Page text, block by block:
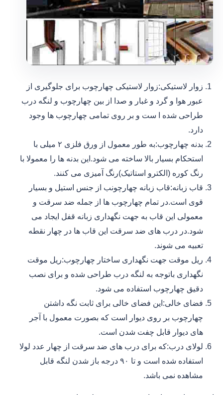
زوار لاستیکی:زوار لاستیکی چهارچوب برای جلوگیری از
عبور هوا و گرد و غبار و صدا از بین چهارچوب و لنگه درب
طراحی شده ا ست و بر روی تمامی چهارچوب ها وجود
دارد.
بدنه چهارچوب:به طور معمول از ورق فلزی ۲ میلی با
استحکام بسیار بالا ساخته می شود.این بدنه ها را معمولا با
رنگ کوره (الکترو استاتیک)رنگ آمیزی می کنند.
قاب زبانه:قاب زبانه چهارچونب از جنس استیل و بسیار
قوی است.در تمام چهارچوب ها از جمله ضد سرقت و
معمولی این قاب به جهت نگهداری زبانه قفل ایجاد می
شود.در درب های ضد سرقت این قاب ها در چهار نقطه
تعبیه می شوند.
ریل موقت جهت نگهداری ساختار چهارچوب:ریل موقت
نگهداری باتوجه به لنگه درب طراحی شده و برای نصب
دقیق چهارچوب استفاده می شود.
فضای خالی:این فضای خالی برای ثابت نگه داشتن
چهارچوب بر روی دیوار است که بصورت معمول با آجر
های دیوار قابل چفت شدن است.
لولای درب:که برای درب های ضد سرقت از چهار عدد لولا
استفاده شده است و تا ۹۰ درجه باز شدن لنگه قابل
مشاهده نمی باشد.